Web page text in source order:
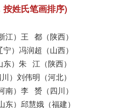
按姓氏笔画排序)
江）王 都（陕西）
）冯润超（山西）
）朱 江（陕西）
）刘伟明（河北）
南）李 赟（四川）
）邱慧娥（福建）